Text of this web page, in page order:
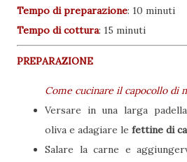
Tempo di preparazione: 10 minuti
Tempo di cottura: 15 minuti
PREPARAZIONE
Come cucinare il capocollo di
Versare in una larga
oliva e adagiare le fettine di
Salare la carne e